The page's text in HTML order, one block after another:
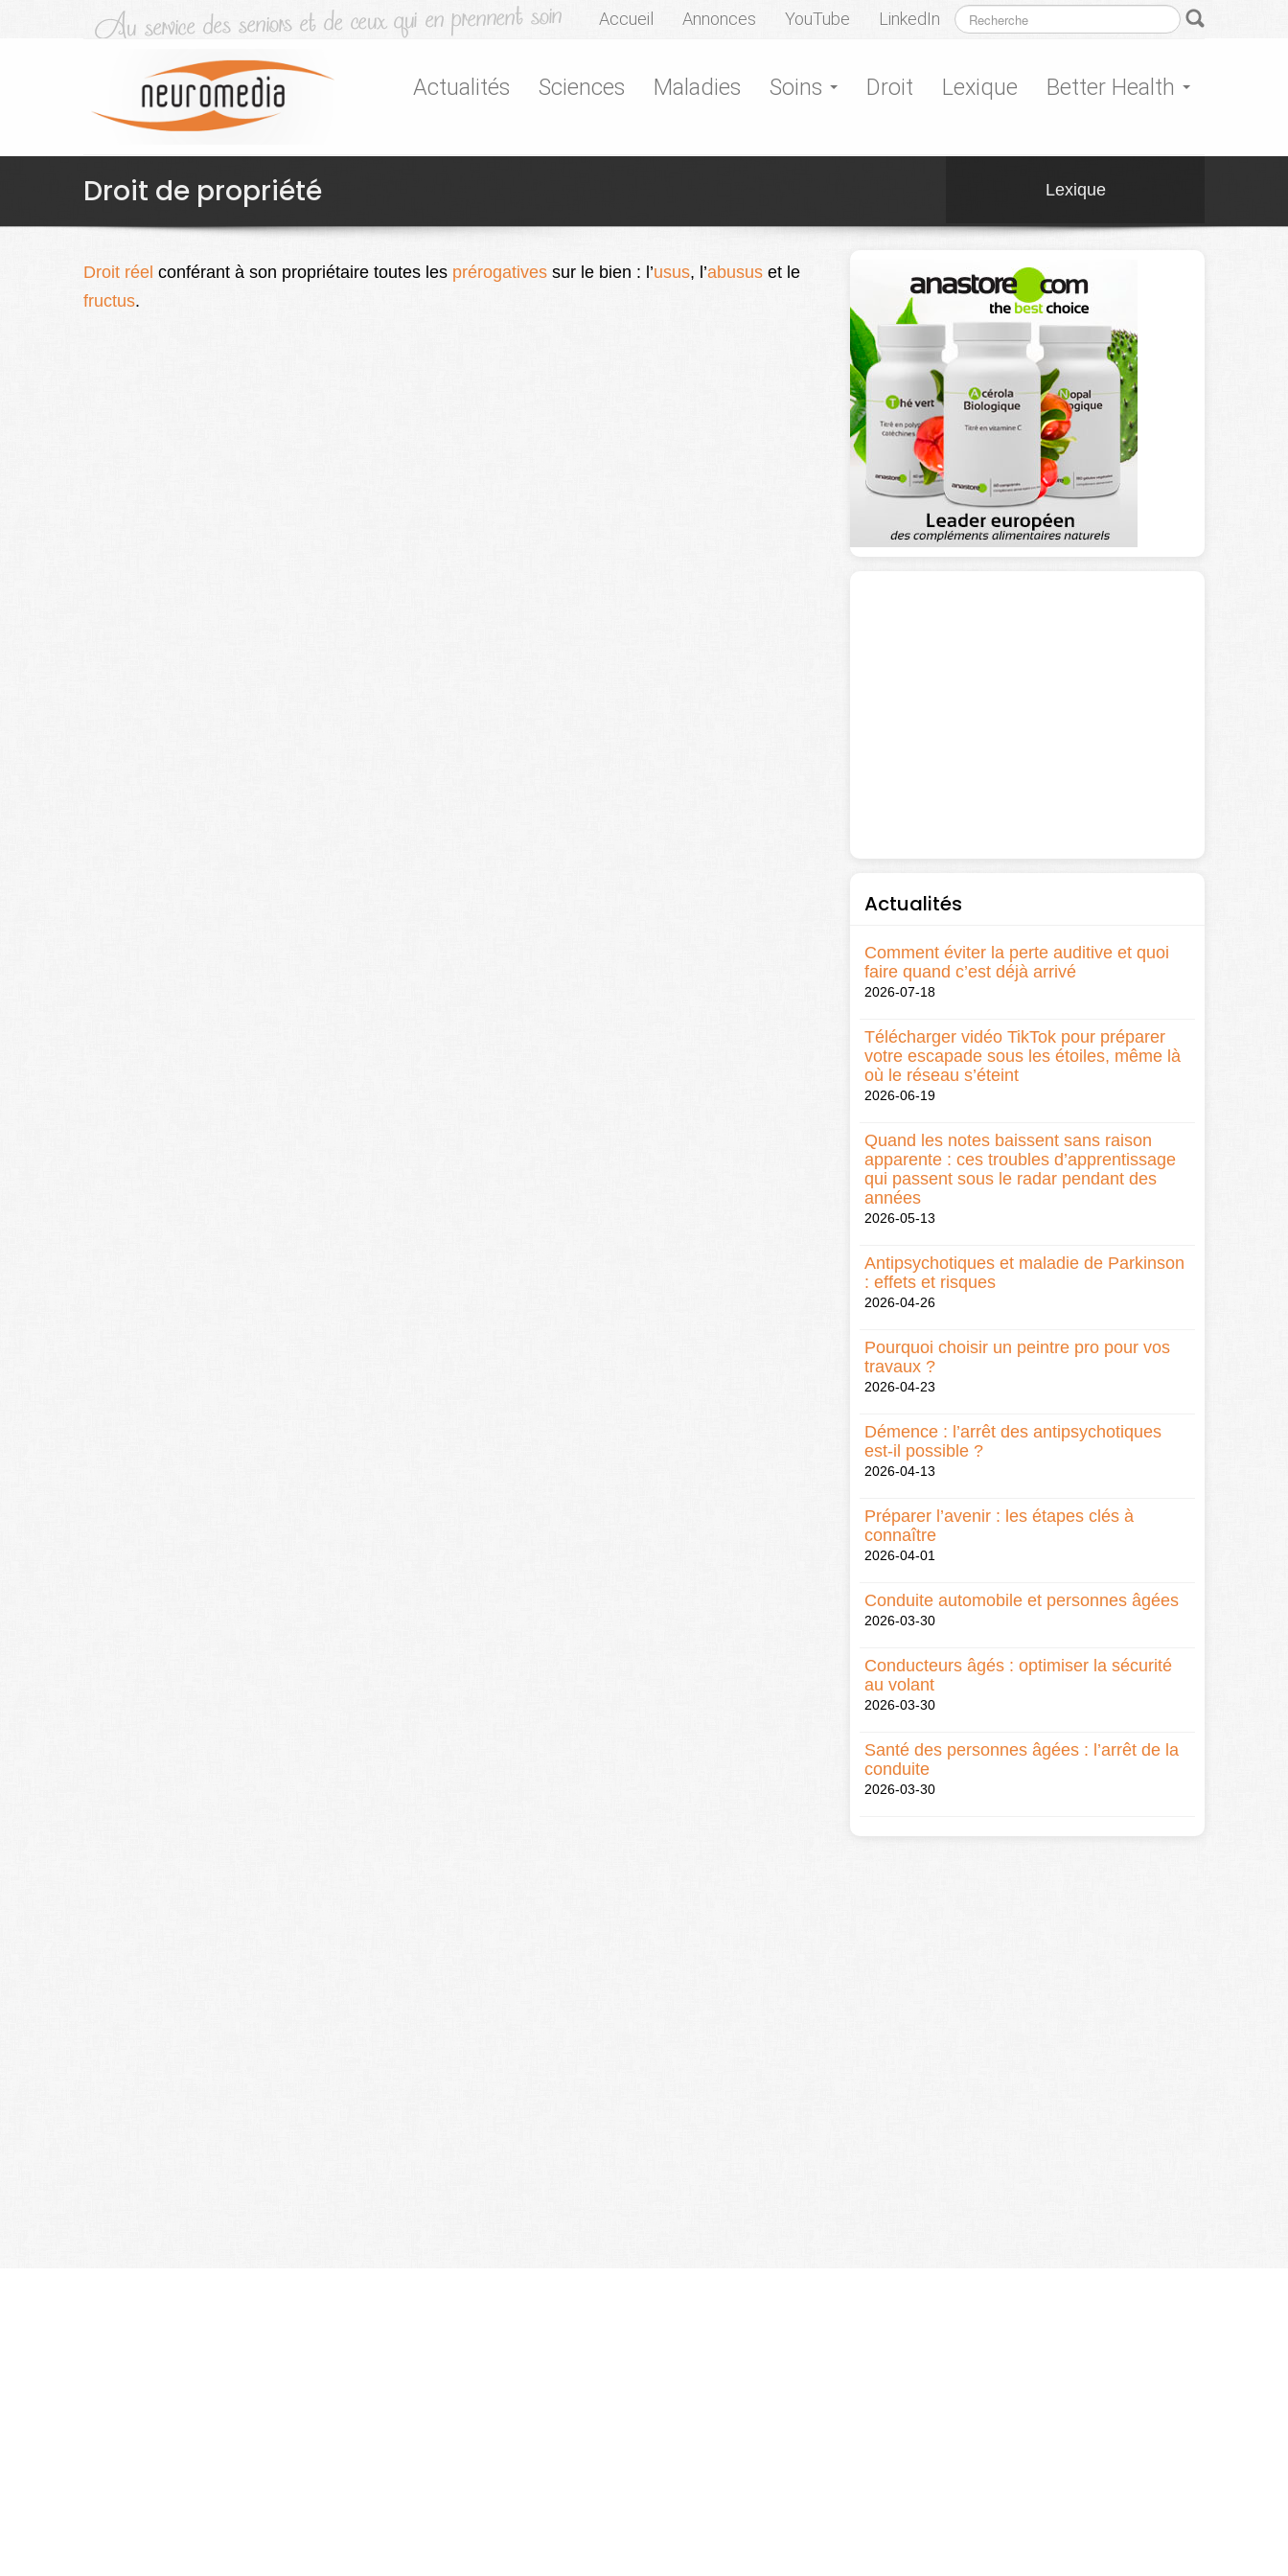
Accueil Annonces YouTube LinkedIn
Actualités Sciences Maladies Soins Droit Lexique Better Health
Droit de propriété Lexique
Droit réel conférant à son propriétaire toutes les prérogatives sur le bien : l’usus, l’abusus et le
fructus.
Actualités
Comment éviter la perte auditive et quoi
faire quand c’est déjà arrivé
2026-07-18
Télécharger vidéo TikTok pour préparer
votre escapade sous les étoiles, même là
où le réseau s’éteint
2026-06-19
Quand les notes baissent sans raison
apparente : ces troubles d’apprentissage
qui passent sous le radar pendant des
années
2026-05-13
Antipsychotiques et maladie de Parkinson
: effets et risques
2026-04-26
Pourquoi choisir un peintre pro pour vos
travaux ?
2026-04-23
Démence : l’arrêt des antipsychotiques
est-il possible ?
2026-04-13
Préparer l’avenir : les étapes clés à
connaître
2026-04-01
Conduite automobile et personnes âgées
2026-03-30
Conducteurs âgés : optimiser la sécurité
au volant
2026-03-30
Santé des personnes âgées : l’arrêt de la
conduite
2026-03-30